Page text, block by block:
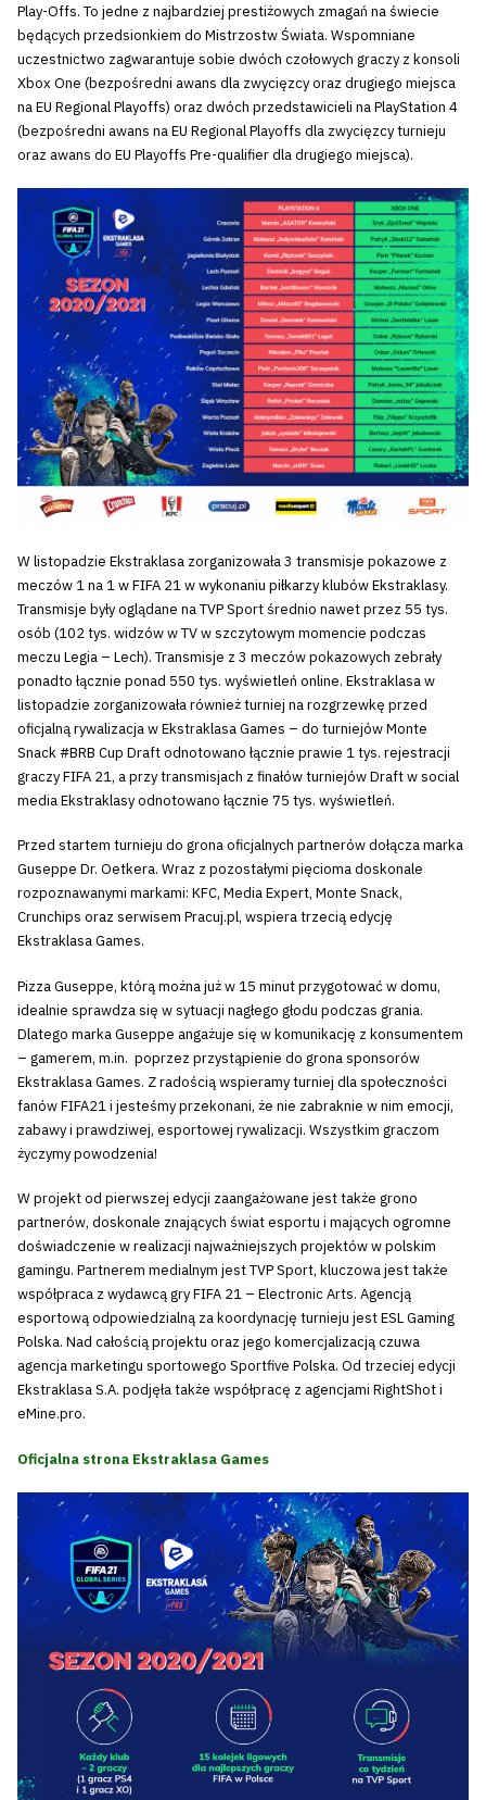
Play-Offs. To jedne z najbardziej prestiżowych zmagań na świecie
będących przedsionkiem do Mistrzostw Świata. Wspomniane
uczestnictwo zagwarantuje sobie dwóch czołowych graczy z konsoli
Xbox One (bezpośredni awans dla zwycięzcy oraz drugiego miejsca
na EU Regional Playoffs) oraz dwóch przedstawicieli na PlayStation 4
(bezpośredni awans na EU Regional Playoffs dla zwycięzcy turnieju
oraz awans do EU Playoffs Pre-qualifier dla drugiego miejsca).
W listopadzie Ekstraklasa zorganizowała 3 transmisje pokazowe z
meczów 1 na 1 w FIFA 21 w wykonaniu piłkarzy klubów Ekstraklasy.
Transmisje były oglądane na TVP Sport średnio nawet przez 55 tys.
osób (102 tys. widzów w TV w szczytowym momencie podczas
meczu Legia – Lech). Transmisje z 3 meczów pokazowych zebrały
ponadto łącznie ponad 550 tys. wyświetleń online. Ekstraklasa w
listopadzie zorganizowała również turniej na rozgrzewkę przed
oficjalną rywalizacja w Ekstraklasa Games – do turniejów Monte
Snack #BRB Cup Draft odnotowano łącznie prawie 1 tys. rejestracji
graczy FIFA 21, a przy transmisjach z finałów turniejów Draft w social
media Ekstraklasy odnotowano łącznie 75 tys. wyświetleń.
Przed startem turnieju do grona oficjalnych partnerów dołącza marka
Guseppe Dr. Oetkera. Wraz z pozostałymi pięcioma doskonale
rozpoznawanymi markami: KFC, Media Expert, Monte Snack,
Crunchips oraz serwisem Pracuj.pl, wspiera trzecią edycję
Ekstraklasa Games.
Pizza Guseppe, którą można już w 15 minut przygotować w domu,
idealnie sprawdza się w sytuacji nagłego głodu podczas grania.
Dlatego marka Guseppe angażuje się w komunikację z konsumentem
– gamerem, m.in. poprzez przystąpienie do grona sponsorów
Ekstraklasa Games. Z radością wspieramy turniej dla społeczności
fanów FIFA21 i jesteśmy przekonani, że nie zabraknie w nim emocji,
zabawy i prawdziwej, esportowej rywalizacji. Wszystkim graczom
życzymy powodzenia!
W projekt od pierwszej edycji zaangażowane jest także grono
partnerów, doskonale znających świat esportu i mających ogromne
doświadczenie w realizacji najważniejszych projektów w polskim
gamingu. Partnerem medialnym jest TVP Sport, kluczowa jest także
współpraca z wydawcą gry FIFA 21 – Electronic Arts. Agencją
esportową odpowiedzialną za koordynację turnieju jest ESL Gaming
Polska. Nad całością projektu oraz jego komercjalizacją czuwa
agencja marketingu sportowego Sportfive Polska. Od trzeciej edycji
Ekstraklasa S.A. podjęła także współpracę z agencjami RightShot i
eMine.pro.
Oficjalna strona Ekstraklasa Games